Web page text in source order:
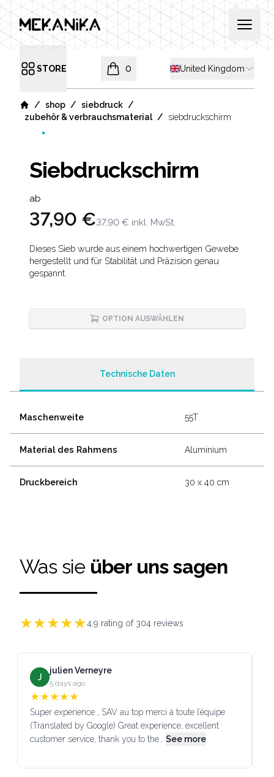
MEKANIKA Open
Open menu
STORE Shipping country
United Kingdom
0
items in cart, view bag
Home
/ shop / siebdruck /
zubehör & verbrauchsmaterial / siebdruckschirm
Siebdruckschirm
Product information
ab
37,90 €37,90 € inkl. MwSt.
Description
Dieses Sieb wurde aus einem hochwertigen Gewebe
hergestellt und für Stabilität und Präzision genau
gespannt.
OPTION AUSWÄHLEN
Technische Daten
Maschenweite 55T
Material des Rahmens Aluminium
Druckbereich 30 x 40 cm
Was sie über uns sagen
★★★★★4.9 rating of 304 reviews
J
julien Verneyre
5 days ago
★★★★★
Super expérience , SAV au top merci à toute l’équipe
(Translated by Google) Great experience, excellent
customer service, thank you to the…
See more